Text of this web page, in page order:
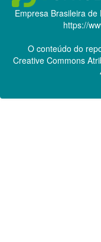
Empresa Brasileira
https://
O conteúdo do
Creative Commons